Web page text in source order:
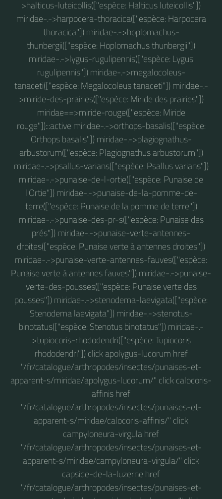
>halticus-luteicollis(["espèce: Halticus luteicollis"])
miridae-.->harpocera-thoracica(["espèce: Harpocera
thoracica"]) miridae-.->hoplomachus-
thunbergii(["espèce: Hoplomachus thunbergii"])
miridae-.->lygus-rugulipennis(["espèce: Lygus
rugulipennis"]) miridae-.->megalocoleus-
tanaceti(["espèce: Megalocoleus tanaceti"]) miridae-.-
>miride-des-prairies(["espèce: Miride des prairies"])
miridae==>miride-rouge(["espèce: Miride
rouge"]):::active miridae-.->orthops-basalis(["espèce:
Orthops basalis"]) miridae-.->plagiognathus-
arbustorum(["espèce: Plagiognathus arbustorum"])
miridae-.->psallus-varians(["espèce: Psallus varians"])
miridae-.->punaise-de-l-ortie(["espèce: Punaise de
l'Ortie"]) miridae-.->punaise-de-la-pomme-de-
terre(["espèce: Punaise de la pomme de terre"])
miridae-.->punaise-des-pr-s(["espèce: Punaise des
prés"]) miridae-.->punaise-verte-antennes-
droites(["espèce: Punaise verte à antennes droites"])
miridae-.->punaise-verte-antennes-fauves(["espèce:
Punaise verte à antennes fauves"]) miridae-.->punaise-
verte-des-pousses(["espèce: Punaise verte des
pousses"]) miridae-.->stenodema-laevigata(["espèce:
Stenodema laevigata"]) miridae-.->stenotus-
binotatus(["espèce: Stenotus binotatus"]) miridae-.-
>tupiocoris-rhododendri(["espèce: Tupiocoris
rhododendri"]) click apolygus-lucorum href
"/fr/catalogue/arthropodes/insectes/punaises-et-
apparent-s/miridae/apolygus-lucorum/" click calocoris-
affinis href
"/fr/catalogue/arthropodes/insectes/punaises-et-
apparent-s/miridae/calocoris-affinis/" click
campyloneura-virgula href
"/fr/catalogue/arthropodes/insectes/punaises-et-
apparent-s/miridae/campyloneura-virgula/" click
capside-de-la-luzerne href
"/fr/catalogue/arthropodes/insectes/punaises-et-